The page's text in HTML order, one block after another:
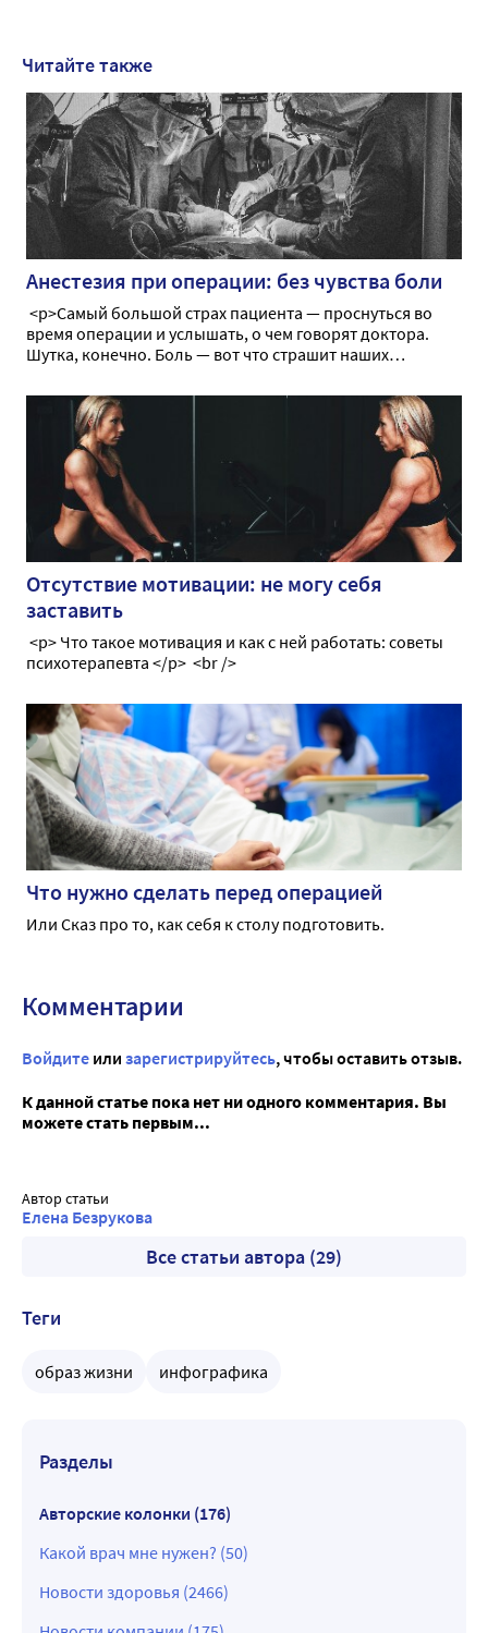
Читайте также
Анестезия при операции: без чувства боли
<p>Самый большой страх пациента — проснуться во
время операции и услышать, о чем говорят доктора.
Шутка, конечно. Боль — вот что страшит наших
прогресс медицины, не давая возможности провести
оперативное вмешательство в необходимом объеме.
Сегодня мы поговорим об анестезии как способе
временного, обратимого лишения чувства боли во
время операции</p>
Отсутствие мотивации: не могу себя
заставить
<p> Что такое мотивация и как с ней работать: советы
психотерапевта </p> <br />
Что нужно сделать перед операцией
Или Сказ про то, как себя к столу подготовить.
Комментарии
Войдите или зарегистрируйтесь, чтобы оставить отзыв.
К данной статье пока нет ни одного комментария. Вы
можете стать первым...
Автор статьи
Елена Безрукова
Все статьи автора (29)
Теги
образ жизни инфографика
Разделы
Авторские колонки (176)
Какой врач мне нужен? (50)
Новости здоровья (2466)